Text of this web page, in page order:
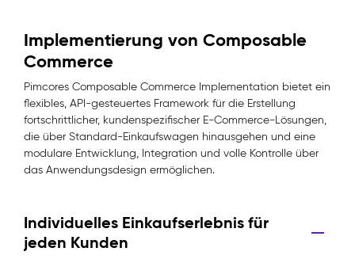
Implementierung von Composable
Commerce
Pimcores Composable Commerce Implementation bietet ein
flexibles, API-gesteuertes Framework für die Erstellung
fortschrittlicher, kundenspezifischer E-Commerce-Lösungen,
die über Standard-Einkaufswagen hinausgehen und eine
modulare Entwicklung, Integration und volle Kontrolle über
das Anwendungsdesign ermöglichen.
Individuelles Einkaufserlebnis für
jeden Kunden